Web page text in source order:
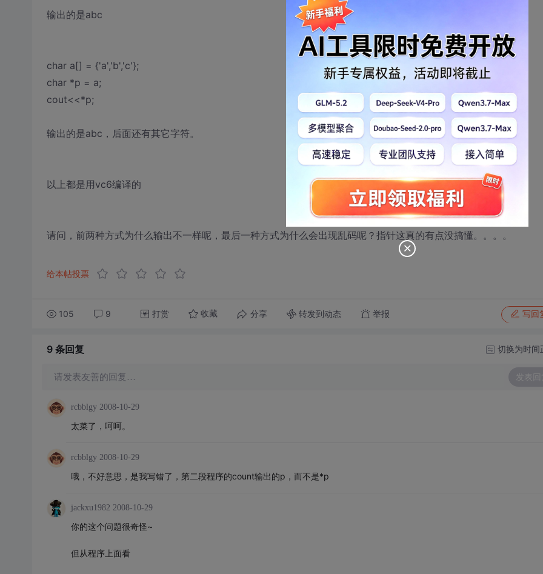
输出的是abc
char a[] = {'a','b','c'};
char *p = a;
cout<<*p;
输出的是abc，后面还有其它字符。
以上都是用vc6编译的
请问，前两种方式为什么输出不一样呢，最后一种方式为什么会出现乱码呢？指针这真的有点没搞懂。。。。
给本帖投票
105 9 打赏 收藏 分享 转发到动态 举报 写回
9 条回复 切换为时间
请发表友善的回复… 发表回
rcbblgy 2008-10-29
太菜了，呵呵。
rcbblgy 2008-10-29
哦，不好意思，是我写错了，第二段程序的count输出的p，而不是*p
jackxu1982 2008-10-29
你的这个问题很奇怪~
但从程序上面看